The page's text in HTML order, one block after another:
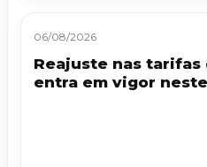
06/08/2026
Reajuste nas tarifas
entra em vigor